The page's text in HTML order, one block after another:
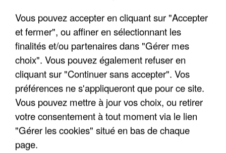
L’UN DES FONDATEURS SUPPOSÉS DE LA DZ
MAFIA INTERPELLÉ EN ALGÉRIE
Vous pouvez accepter en cliquant sur "Accepter
et fermer", ou affiner en sélectionnant les
finalités et/ou partenaires dans "Gérer mes
choix". Vous pouvez également refuser en
cliquant sur "Continuer sans accepter". Vos
préférences ne s'appliqueront que pour ce site.
Vous pouvez mettre à jour vos choix, ou retirer
votre consentement à tout moment via le lien
"Gérer les cookies" situé en bas de chaque
page.